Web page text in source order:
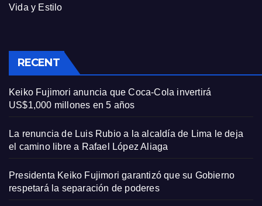
Vida y Estilo
RECENT
Keiko Fujimori anuncia que Coca-Cola invertirá
US$1,000 millones en 5 años
La renuncia de Luis Rubio a la alcaldía de Lima le deja
el camino libre a Rafael López Aliaga
Presidenta Keiko Fujimori garantizó que su Gobierno
respetará la separación de poderes